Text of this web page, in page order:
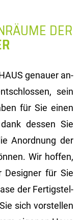
DER
ge­nau­er an­
sein
für Sie einen
des­sen Sie
An­ord­nung der
Wir hof­fen,
De­si­gner für Sie
der Fer­tig­stel­
sich vor­stel­len